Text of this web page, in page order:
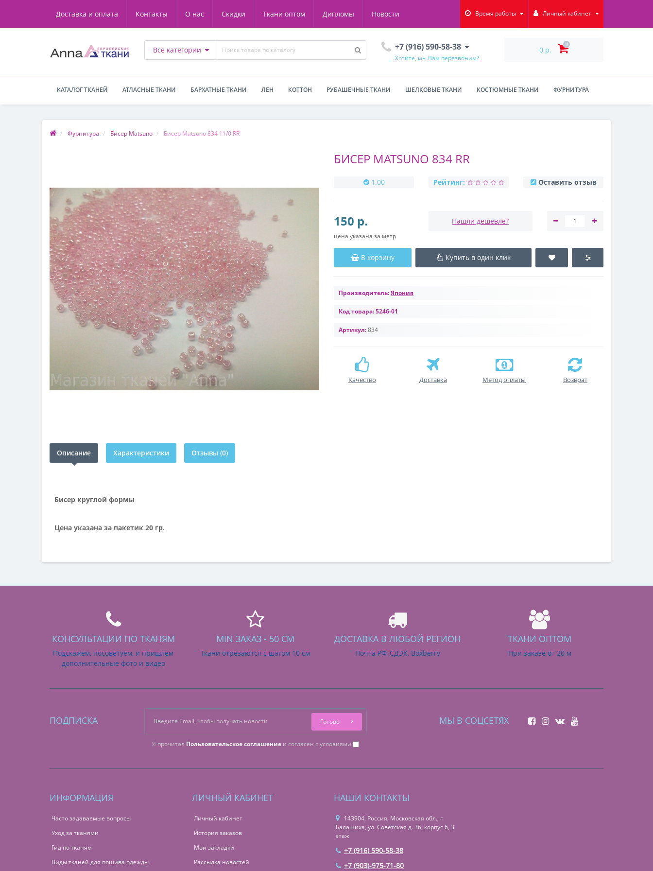
Доставка и оплата Контакты О нас Скидки Ткани оптом Дипломы Новости Время работы Личный кабинет
Все категории +7 (916) 590-58-38
Хотите, мы Вам перезвоним?
0 р.
0
КАТАЛОГ ТКАНЕЙ АТЛАСНЫЕ ТКАНИ БАРХАТНЫЕ ТКАНИ ЛЕН КОТТОН РУБАШЕЧНЫЕ ТКАНИ ШЕЛКОВЫЕ ТКАНИ КОСТЮМНЫЕ ТКАНИ ФУРНИТУРА
Фурнитура Бисер Matsuno Бисер Matsuno 834 11/0 RR
БИСЕР MATSUNO 834 RR
1.00 Рейтинг: Оставить отзыв
150 р.
цена указана за метр
Нашли дешевле?
В корзину Купить в один клик
Производитель:Япония
Код товара:5246-01
Артикул:834
Качество Доставка Метод оплаты Возврат
Описание Характеристики Отзывы (0)
Бисер круглой формы
Цена указана за пакетик 20 гр.
КОНСУЛЬТАЦИИ ПО ТКАНЯМ
Подскажем, посоветуем, и пришлем
дополнительные фото и видео
MIN ЗАКАЗ - 50 СМ
Ткани отрезаются с шагом 10 см
ДОСТАВКА В ЛЮБОЙ РЕГИОН
Почта РФ, СДЭК, Boxberry
ТКАНИ ОПТОМ
При заказе от 20 м
ПОДПИСКА
Я прочитал Пользовательское соглашениеи согласен с условиями
Готово МЫ В СОЦСЕТЯХ
ИНФОРМАЦИЯ
Часто задаваемые вопросы
Уход за тканями
Гид по тканям
Виды тканей для пошива одежды
ЛИЧНЫЙ КАБИНЕТ
Личный кабинет
История заказов
Мои закладки
Рассылка новостей
НАШИ КОНТАКТЫ
143904, Россия, Московская обл., г.
Балашиха, ул. Советская д. 36, корпус 6, 3
этаж
+7 (916) 590-58-38
+7 (903)-975-71-80